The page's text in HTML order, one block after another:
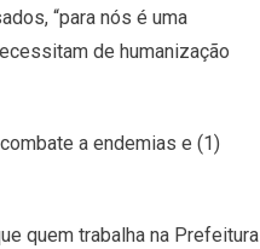
“para nós é uma
de humanização
a endemias e (1)
quem trabalha na Prefeitura